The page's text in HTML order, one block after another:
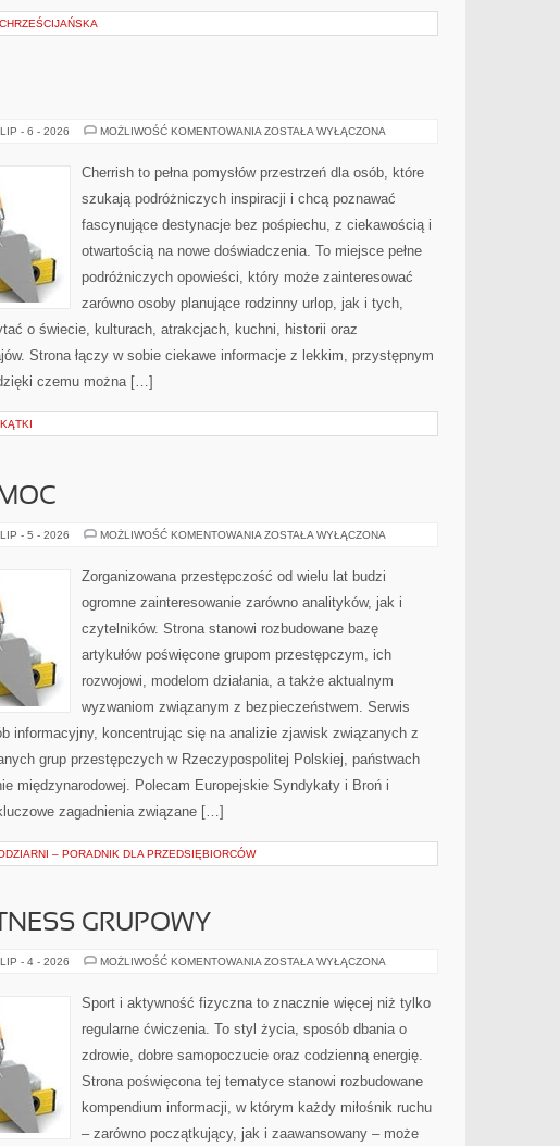
LIP - 6 - 2026 MOŻLIWOŚĆ KOMENTOWANIA MAROKO
ZOSTAŁA WYŁĄCZONA
Cherrish to pełna pomysłów przestrzeń dla osób, które
szukają podróżniczych inspiracji i chcą poznawać
fascynujące destynacje bez pośpiechu, z ciekawością i
otwartością na nowe doświadczenia. To miejsce pełne
podróżniczych opowieści, który może zainteresować
zarówno osoby planujące rodzinny urlop, jak i tych,
o świecie, kulturach, atrakcjach, kuchni, historii oraz
Strona łączy w sobie ciekawe informacje z lekkim, przystępnym
czemu można […]
LIP - 5 - 2026 MOŻLIWOŚĆ KOMENTOWANIA BROŃ
ZOSTAŁA WYŁĄCZONA
Zorganizowana przestępczość od wielu lat budzi
ogromne zainteresowanie zarówno analityków, jak i
czytelników. Strona stanowi rozbudowane bazę
artykułów poświęcone grupom przestępczym, ich
rozwojowi, modelom działania, a także aktualnym
wyzwaniom związanym z bezpieczeństwem. Serwis
informacyjny, koncentrując się na analizie zjawisk związanych z
grup przestępczych w Rzeczypospolitej Polskiej, państwach
międzynarodowej. Polecam Europejskie Syndykaty i Broń i
zagadnienia związane […]
– PORADNIK DLA PRZEDSIĘBIORCÓW
GRUPOWY
LIP - 4 - 2026 MOŻLIWOŚĆ KOMENTOWANIA AEROBIK
GRUPOWY
ZOSTAŁA WYŁĄCZONA
Sport i aktywność fizyczna to znacznie więcej niż tylko
regularne ćwiczenia. To styl życia, sposób dbania o
zdrowie, dobre samopoczucie oraz codzienną energię.
Strona poświęcona tej tematyce stanowi rozbudowane
kompendium informacji, w którym każdy miłośnik ruchu
– zarówno początkujący, jak i zaawansowany – może